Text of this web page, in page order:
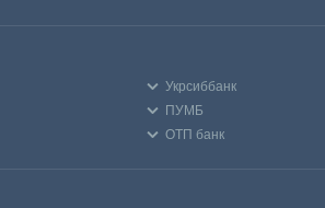
Укрсиббанк
ПУМБ
ОТП банк